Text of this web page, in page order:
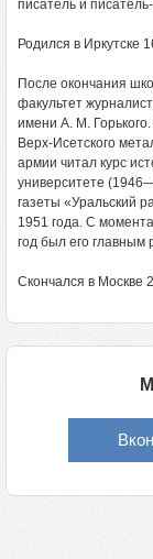
писатель и
Родился в Иркутске
После окончания
факультет
имени А. М.
Верх-Исетского
армии читал курс
университете
газеты «Уральский
1951 года. С
год был его главным
Скончался в Москве